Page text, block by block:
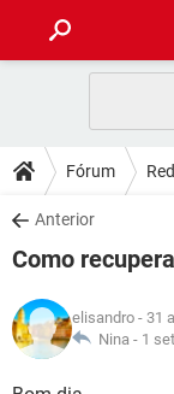
CELULAR
OUTLOOK
INSTAGRAM
GUIA DE COMPRAS
DICAS
JOGOS
INSTAGRAM
GUIA DE COMPRAS
DOWNLOADS
JOGOS
CELULAR
OUTLOOK
INSTAGRAM
JOGOS
CELULAR
GLOSSÁRIO
JOGOS
Fórum
Anterior
Como
elisandro - 31
Nina - 1